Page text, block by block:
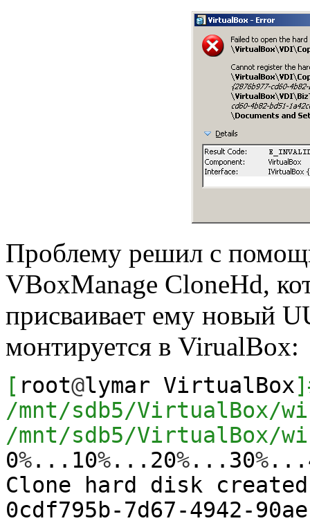
Проблему решил с
VBoxManage CloneHd,
присваивает ему новый
монтируется в VirualBox:
[ root@lymar VirtualBox]
/mnt/sdb5/VirtualBox/
/mnt/sdb5/VirtualBox/
0%...10%...20%...30%
Clone hard disk
0cdf795b-7d67-4942-